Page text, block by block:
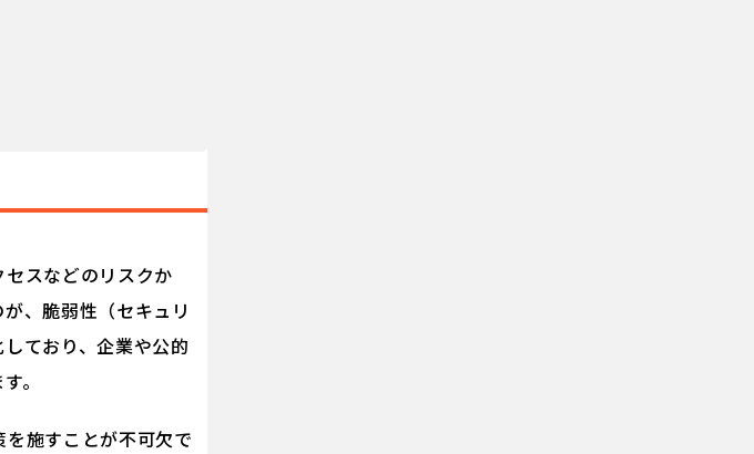
スなどのリスクか
、脆弱性（セキュリ
ており、企業や公的
。
施すことが不可欠で